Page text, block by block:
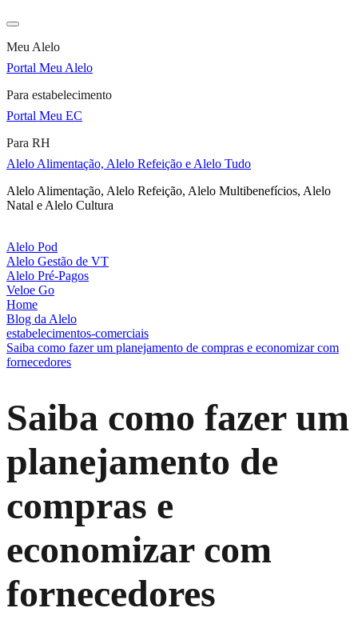
Meu Alelo
Portal Meu Alelo
Para estabelecimento
Portal Meu EC
Para RH
Alelo Alimentação, Alelo Refeição e Alelo Tudo
Alelo Alimentação, Alelo Refeição, Alelo Multibenefícios, Alelo
Natal e Alelo Cultura
Alelo Pod
Alelo Gestão de VT
Alelo Pré-Pagos
Veloe Go
Home
Blog da Alelo
estabelecimentos-comerciais
Saiba como fazer um planejamento de compras e economizar com
fornecedores
Saiba como fazer um
planejamento de
compras e
economizar com
fornecedores